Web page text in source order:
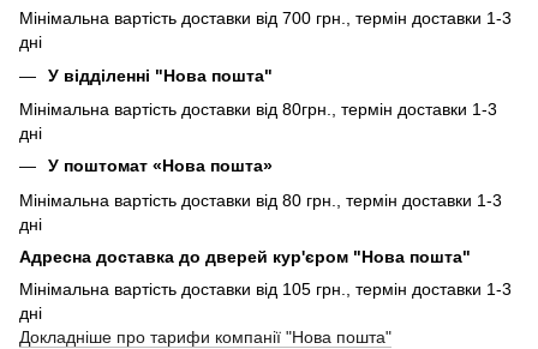
Мінімальна вартість доставки від 700 грн., термін доставки 1-3
дні
У відділенні "Нова пошта"
Мінімальна вартість доставки від 80грн., термін доставки 1-3
дні
У поштомат «Нова пошта»
Мінімальна вартість доставки від 80 грн., термін доставки 1-3
дні
Адресна доставка до дверей кур'єром "Нова пошта"
Мінімальна вартість доставки від 105 грн., термін доставки 1-3
дні
Докладніше про тарифи компанії "Нова пошта"